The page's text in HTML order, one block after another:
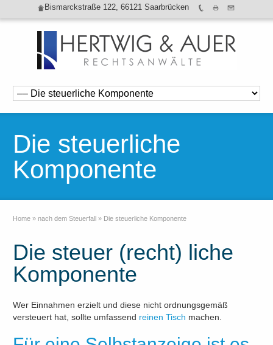
Bismarckstraße 122, 66121 Saarbrücken
Die steuerliche
Komponente
Home » nach dem Steuerfall » Die steuerliche Komponente
Die steuer (recht) liche
Komponente
Wer Einnahmen erzielt und diese nicht ordnungsgemäß
versteuert hat, sollte umfassend reinen Tisch machen.